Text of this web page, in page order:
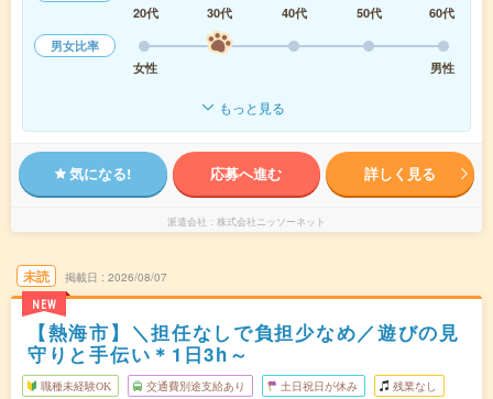
20代
30代 40代 50代
60代
男女比率
女性
男性
もっと見る
気になる! 応募へ進む 詳しく見る
派遣会社 株式会社ニッソーネット
未読
NEW
掲載日 2026/08/07
【熱海市】＼担任なしで負担少なめ／遊びの見
守りと手伝い＊1日3h～
職種未経験OK 交通費別途支給あり 土日祝日が休み 残業なし